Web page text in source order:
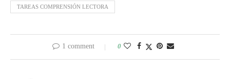
TAREAS COMPRENSIÓN LECTORA
1 comment 0